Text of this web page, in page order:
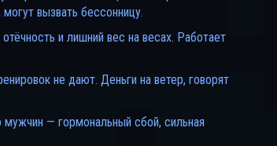
вызвать бессонницу.
и лишний вес на весах. Работает
не дают. Деньги на ветер, говорят
— гормональный сбой, сильная